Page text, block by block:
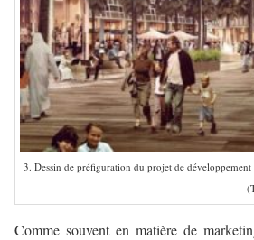
3. Dessin de préfiguration du projet de
Comme souvent en matière de